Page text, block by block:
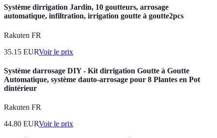
Système dirrigation Jardin, 10 goutteurs, arrosage
automatique, infiltration, irrigation goutte à goutte2pcs
Rakuten FR
35.15 EURVoir le prix
Système darrosage DIY - Kit dirrigation Goutte à Goutte
Automatique, système dauto-arrosage pour 8 Plantes en Pot
dintérieur
Rakuten FR
44.80 EURVoir le prix